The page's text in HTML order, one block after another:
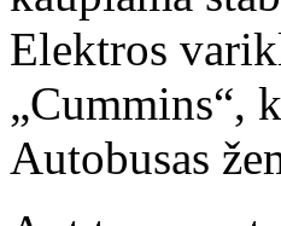
Elektros
„Cummins“,
Autobusas